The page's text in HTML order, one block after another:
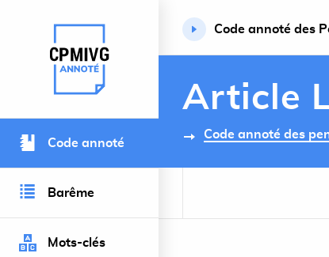
Retour à l’accueil du site
Code annoté
Barême
Mots-clés
Code annoté des
Article
Code annoté des